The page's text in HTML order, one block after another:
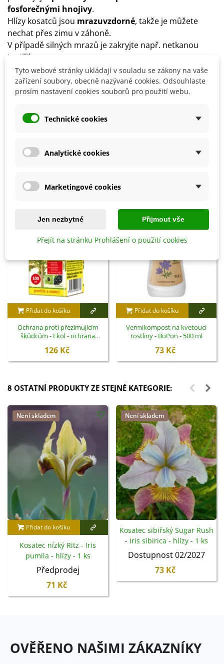
fosforečnými hnojivy.
Hlízy kosatců jsou mrazuvzdorné, takže je můžete
nechat přes zimu v záhoně.
V případě silných mrazů je zakryjte např. netkanou
textilií.
Odkvetlé květy odstřihávejte.
Doporučujeme kosatecpo 3 letech vyjmout z půdy a
přesadit na jiné stanoviště, jinak by kosatec mohl
Přidat do košíku
Ochrana proti přezimujícím
škůdcům - Ekol - ochrana
126 Kč
Přidat do košíku
Vermikompost na kvetoucí
rostliny - BoPon - 500 ml
73 Kč
8 OSTATNÍ PRODUKTY ZE STEJNÉ KATEGORIE:
Není skladem
Přidat do košíku
Kosatec nízký Ritz - Iris
pumila - hlízy - 1 ks
Předprodej
71 Kč
Není skladem
Kosatec sibiřský Sugar Rush
- Iris sibirica - hlízy - 1 ks
Dostupnost 02/2027
73 Kč
OVĚŘENO NAŠIMI ZÁKAZNÍKY
Tyto webové stránky ukládají v souladu se zákony na vaše
zařízení soubory, obecně nazývané cookies. Odsouhlaste
prosím nastavení cookies souborů pro použití webu.
Technické cookies
Analytické cookies
Marketingové cookies
Jen nezbytné Přijmout vše
Přejít na stránku Prohlášení o použití cookies